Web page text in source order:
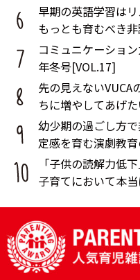
早期の英語学習は
もっとも育むべき
コミュニケーショ
年冬号[VOL.17]
先の見えないVUCA
ちに増やしてあげ
幼少期の過ごし方
定感を育む演劇教
「子供の読解力低
子育てにおいて本